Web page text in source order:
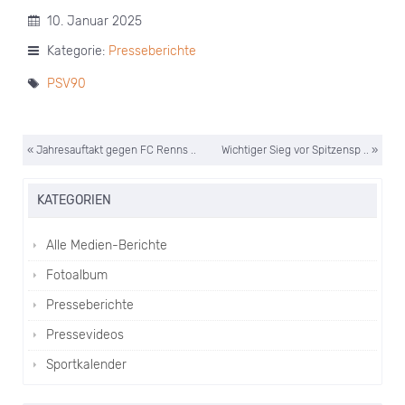
10. Januar 2025
Kategorie: Presseberichte
PSV90
« Jahresauftakt gegen FC Renns .. Wichtiger Sieg vor Spitzensp .. »
KATEGORIEN
Alle Medien-Berichte
Fotoalbum
Presseberichte
Pressevideos
Sportkalender